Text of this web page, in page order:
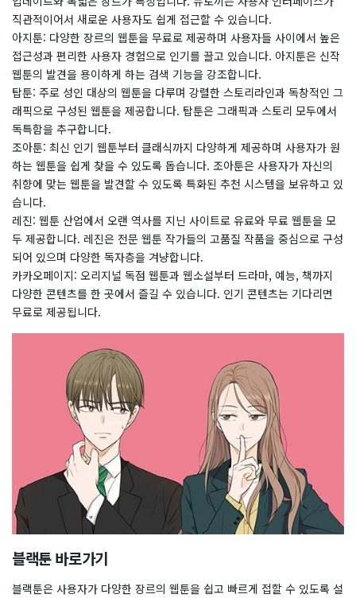
직관적이어서 새로운 사용자도 쉽게 접근할 수 있습니다.
아지툰: 다양한 장르의 웹툰을 무료로 제공하며 사용자들 사이에서 높은
접근성과 편리한 사용자 경험으로 인기를 끌고 있습니다. 아지툰은 신작
웹툰의 발견을 용이하게 하는 검색 기능을 강조합니다.
탑툰: 주로 성인 대상의 웹툰을 다루며 강렬한 스토리라인과 독창적인 그
래픽으로 구성된 웹툰을 제공합니다. 탑툰은 그래픽과 스토리 모두에서
독특함을 추구합니다.
조아툰: 최신 인기 웹툰부터 클래식까지 다양하게 제공하며 사용자가 원
하는 웹툰을 쉽게 찾을 수 있도록 돕습니다. 조아툰은 사용자가 자신의
취향에 맞는 웹툰을 발견할 수 있도록 특화된 추천 시스템을 보유하고 있
습니다.
레진: 웹툰 산업에서 오랜 역사를 지닌 사이트로 유료와 무료 웹툰을 모
두 제공합니다. 레진은 전문 웹툰 작가들의 고품질 작품을 중심으로 구성
되어 있으며 다양한 독자층을 겨냥합니다.
카카오페이지: 오리지널 독점 웹툰과 웹소설부터 드라마, 예능, 책까지
다양한 콘텐츠를 한 곳에서 즐길 수 있습니다. 인기 콘텐츠는 기다리면
무료로 제공됩니다.
블랙툰 바로가기
블랙툰은 사용자가 다양한 장르의 웹툰을 쉽고 빠르게 접할 수 있도록 설